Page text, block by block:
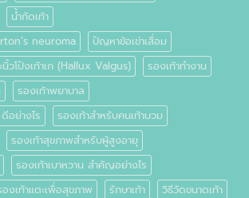
น้ำกัดเท้า
neuroma
ปัญหาข้อเข่าเสื่อม
นิ้วโป้งเท้าเก (Hallux Valgus)
รองเท้าทำงาน
รองเท้าพยาบาล
อย่างไร
รองเท้าสำหรับคนเท้าบวม
รองเท้าสุขภาพสำหรับผู้สูงอายุ
รองเท้าเบาหวาน สำคัญอย่างไร
องเท้าแตะเพื่อสุขภาพ รักษาเท้า
วิธีวัดขนาดเท้า